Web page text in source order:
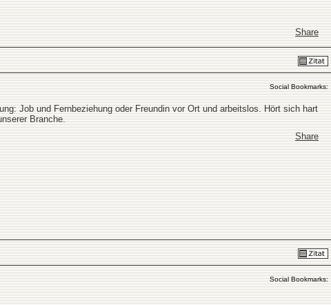
Share
Social Bookmarks:
Job und Fernbeziehung oder Freundin vor Ort und arbeitslos. Hört sich hart
Branche.
Share
Social Bookmarks: